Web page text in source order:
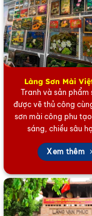
Hộp
Chất Lượng
Điều làm nên giá
lượng caochính
cốt gỗ tốt, trải
nhiên, mài và
Làng Sơn Mài
Tranh và sản phẩm
được vẽ thủ công
sơn mài công phu
sáng, chiều sâu
Xem thêm